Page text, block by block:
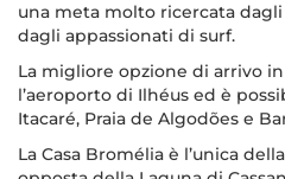
una meta molto ricercata
dagli appassionati di surf.
La migliore opzione di arrivo
l’aeroporto di Ilhéus ed è
Itacaré, Praia de Algodões e
La Casa Bromélia è l’unica